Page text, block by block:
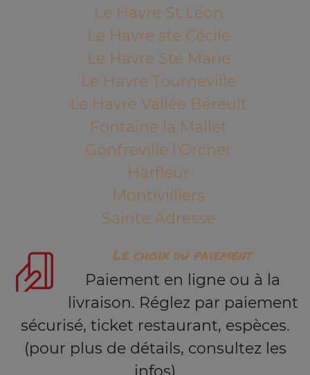
Le Havre St Léon
Le Havre ste Cécile
Le Havre Ste Marie
Le Havre Tourneville
Le Havre Vallée Béreult
Fontaine la Mallet
Gonfreville l'Orcher
Harfleur
Montivilliers
Sainte Adresse
Le choix du paiement
Paiement en ligne ou à la
livraison. Réglez par paiement
sécurisé, ticket restaurant, espèces.
(pour plus de détails, consultez les
infos)